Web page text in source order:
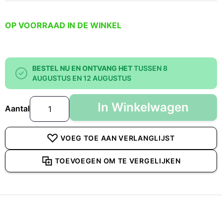
OP VOORRAAD IN DE WINKEL
BESTEL NU EN ONTVANG HETTUSSEN 8
AUGUSTUS EN 12 AUGUSTUS
Aantal In Winkelwagen
VOEG TOE AAN VERLANGLIJST
TOEVOEGEN OM TE VERGELIJKEN